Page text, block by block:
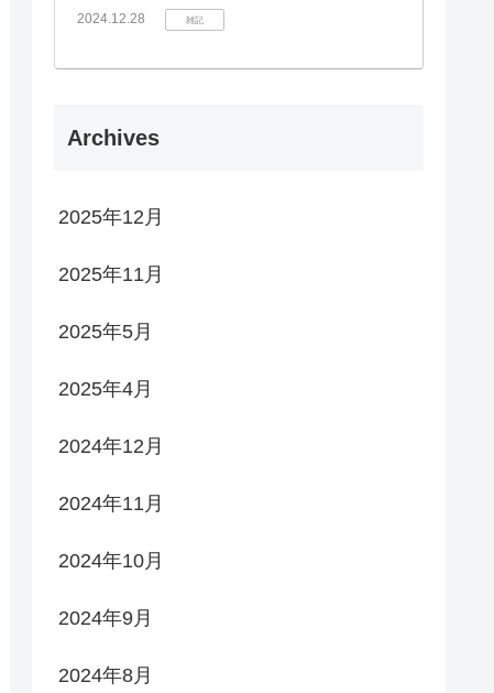
2024.12.28 雑記
Archives
2025年12月
2025年11月
2025年5月
2025年4月
2024年12月
2024年11月
2024年10月
2024年9月
2024年8月